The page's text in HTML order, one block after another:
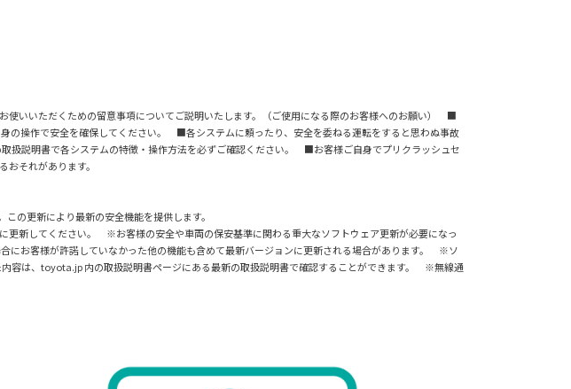
使いいただくための留意事項についてご説明いたします。（ご使用になる際のお客様へのお願い） ■
の操作で安全を確保してください。 ■各システムに頼ったり、安全を委ねる運転をすると思わぬ事故
説明書で各システムの特徴・操作方法を必ずご確認ください。 ■お客様ご自身でプリクラッシュセ
それがあります。
の更新により最新の安全機能を提供します。
更新してください。 ※お客様の安全や車両の保安基準に関わる重大なソフトウェア更新が必要になっ
にお客様が許諾していなかった他の機能も含めて最新バージョンに更新される場合があります。 ※ソ
容は、toyota.jp 内の取扱説明書ページにある最新の取扱説明書で確認することができます。 ※無線通